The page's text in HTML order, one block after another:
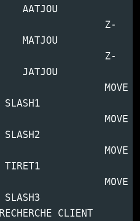
Z-
Z-
MOVE
MOVE
MOVE
MOVE
CLIENT